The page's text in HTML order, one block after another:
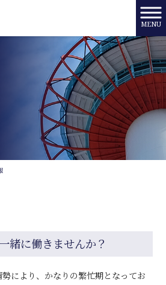
MENU
緒に働きませんか？
により、かなりの繁忙期となってお